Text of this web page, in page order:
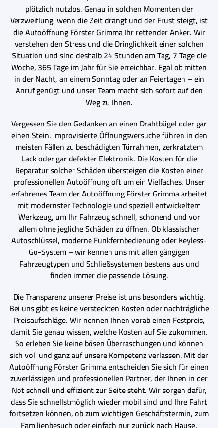
plötzlich nutzlos. Genau in solchen Momenten der
Verzweiflung, wenn die Zeit drängt und der Frust steigt, ist
die Autoöffnung Förster Grimma Ihr rettender Anker. Wir
verstehen den Stress und die Dringlichkeit einer solchen
Situation und sind deshalb 24 Stunden am Tag, 7 Tage die
Woche, 365 Tage im Jahr für Sie erreichbar. Egal ob mitten
in der Nacht, an einem Sonntag oder an Feiertagen – ein
Anruf genügt und unser Team macht sich sofort auf den
Weg zu Ihnen.
Vergessen Sie den Gedanken an einen Drahtbügel oder gar
einen Stein. Improvisierte Öffnungsversuche führen in den
meisten Fällen zu beschädigten Türrahmen, zerkratztem
Lack oder gar defekter Elektronik. Die Kosten für die
Reparatur solcher Schäden übersteigen die Kosten einer
professionellen Autoöffnung oft um ein Vielfaches. Unser
erfahrenes Team der Autoöffnung Förster Grimma arbeitet
mit modernster Technologie und speziell entwickeltem
Werkzeug, um Ihr Fahrzeug schnell, schonend und vor
allem ohne jegliche Schäden zu öffnen. Ob klassischer
Autoschlüssel, moderne Funkfernbedienung oder Keyless-
Go-System – wir kennen uns mit allen gängigen
Fahrzeugtypen und Schließsystemen bestens aus und
finden immer die passende Lösung.
Die Transparenz unserer Preise ist uns besonders wichtig.
Bei uns gibt es keine versteckten Kosten oder nachträgliche
Preisaufschläge. Wir nennen Ihnen vorab einen Festpreis,
damit Sie genau wissen, welche Kosten auf Sie zukommen.
So erleben Sie keine bösen Überraschungen und können
sich voll und ganz auf unsere Kompetenz verlassen. Mit der
Autoöffnung Förster Grimma entscheiden Sie sich für einen
zuverlässigen und professionellen Partner, der Ihnen in der
Not schnell und effizient zur Seite steht. Wir sorgen dafür,
dass Sie schnellstmöglich wieder mobil sind und Ihre Fahrt
fortsetzen können, ob zum wichtigen Geschäftstermin, zum
Familienbesuch oder einfach nur zurück nach Hause.